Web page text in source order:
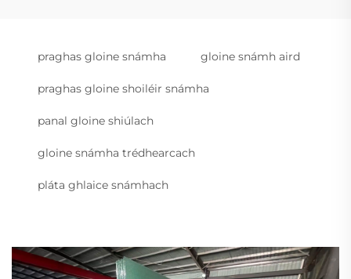
praghas gloine snámha gloine snámh aird
praghas gloine shoiléir snámha
panal gloine shiúlach
gloine snámha trédhearcach
pláta ghlaice snámhach